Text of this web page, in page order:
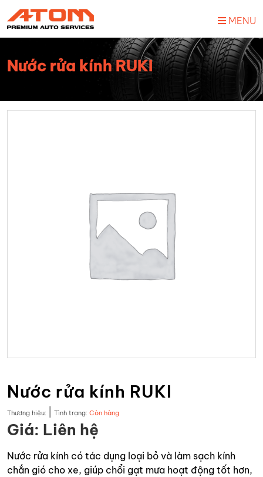
MENU
Nước rửa kính RUKI
Nước rửa kính RUKI
Thương hiệu: Tình trạng: Còn hàng
Giá: Liên hệ
Nước rửa kính có tác dụng loại bỏ và làm sạch kính
chắn gió cho xe, giúp chổi gạt mưa hoạt động tốt hơn,